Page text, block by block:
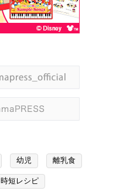
幼児 離乳食
時短レシピ